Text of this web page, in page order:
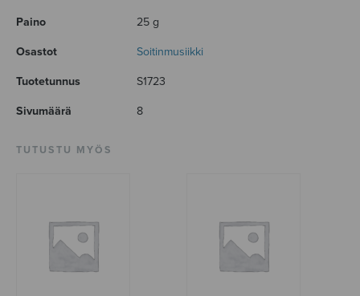
Paino 25 g
Osastot Soitinmusiikki
Tuotetunnus S1723
Sivumäärä 8
TUTUSTU MYÖS